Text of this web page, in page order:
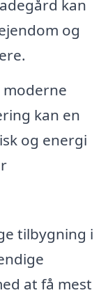
kan
og
moderne
kan en
og energi
tilbygning i
at få mest